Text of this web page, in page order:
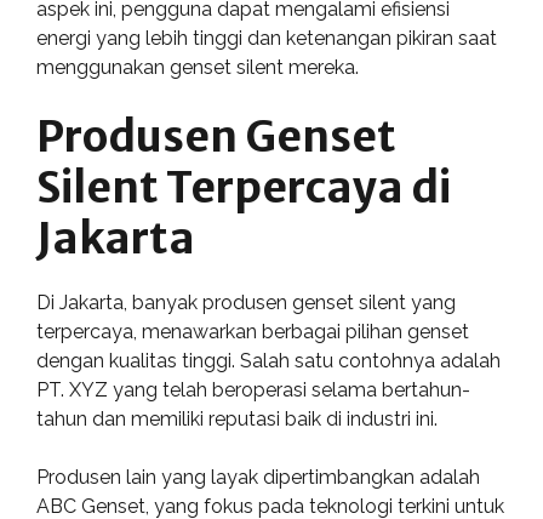
aspek ini, pengguna dapat mengalami efisiensi
energi yang lebih tinggi dan ketenangan pikiran saat
menggunakan genset silent mereka.
Produsen Genset
Silent Terpercaya di
Jakarta
Di Jakarta, banyak produsen genset silent yang
terpercaya, menawarkan berbagai pilihan genset
dengan kualitas tinggi. Salah satu contohnya adalah
PT. XYZ yang telah beroperasi selama bertahun-
tahun dan memiliki reputasi baik di industri ini.
Produsen lain yang layak dipertimbangkan adalah
ABC Genset, yang fokus pada teknologi terkini untuk